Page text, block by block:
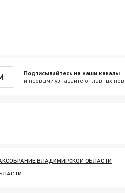
Подписывайтесь на наши каналы
и первыми узнавайте о главных
ВЛАДИМИРСКОЙ ОБЛАСТИ